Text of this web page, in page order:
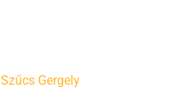
Szűcs Gergely